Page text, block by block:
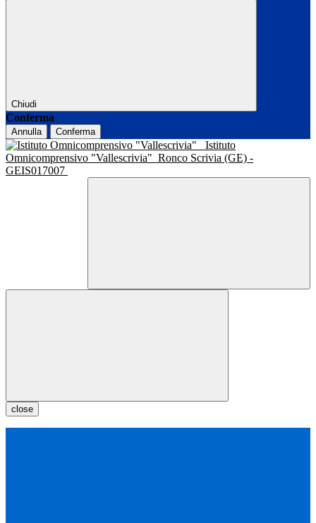
Chiudi
Conferma
Annulla Conferma
Istituto
Omnicomprensivo "Vallescrivia" Ronco Scrivia (GE) -
GEIS017007
close